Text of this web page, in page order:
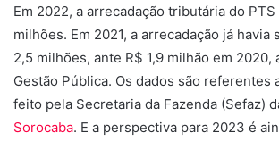
Em 2022, a arrecadação tributária do
milhões. Em 2021, a arrecadação já havia
2,5 milhões, ante R$ 1,9 milhão em 2020,
Gestão Pública. Os dados são referentes
feito pela Secretaria da Fazenda (Sefaz)
Sorocaba. E a perspectiva para 2023 é